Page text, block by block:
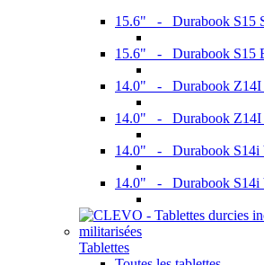
15.6" - Durabook S15
15.6" - Durabook S15
14.0" - Durabook Z14I
14.0" - Durabook Z14I
14.0" - Durabook S14i
14.0" - Durabook S14i
Tablettes